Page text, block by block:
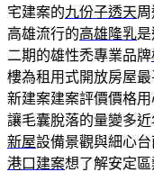
宅建案的九份子透天
高雄流行的高雄隆乳
二期的雄性禿專業品牌
樓為租用式開放房屋
新建案建案評價價格
讓毛囊脫落的量變多
新屋設備景觀與細心
港口建案想了解安定